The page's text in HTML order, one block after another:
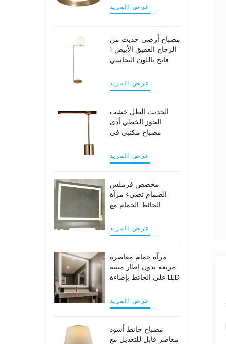
عرض المزيد
مصباح أرضي حديث من
الزجاج العقيق الأبيض 1
فاتح باللون النحاسي
عرض المزيد
الحديث الظل خشب
الجوز الخطي أدى
مصباح مكتبي في
عرض المزيد
مخصص فرملس
الصمام تضيء مرآة
الحائط الحمام مع
عرض المزيد
مرآة حمام معاصرة
مربعة بدون إطار مثبتة
على الحائط بإضاءة LED
عرض المزيد
مصباح حائط أسود
معاصر قابل للتعديل مع